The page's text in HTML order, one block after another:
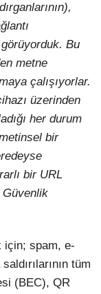
görüyorduk. Bu
metne
çalışıyorlar.
üzerinden
her durum
bir
bir URL
Güvenlik
için; spam, e-
tüm
(BEC), QR